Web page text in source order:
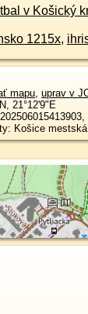
v Košický
1215x,
mapu, uprav v
, 21°12'9"E
type: place, og